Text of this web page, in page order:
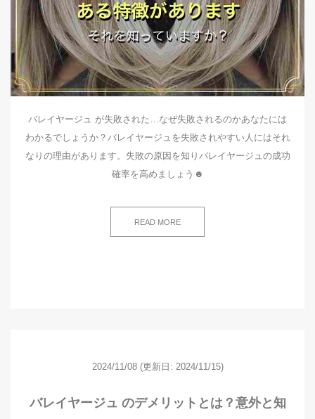
バレイヤージュ が失敗された…なぜ失敗されるのかあなたには
わかるでしょうか？バレイヤージュを失敗されやすい人にはそれ
なりの理由があります。失敗の原因を知りバレイヤージュの成功
確率を高めましょう☻
READ MORE
2024/11/08 (更新日: 2024/11/15)
バレイヤージュ のデメリットとは？意外と知